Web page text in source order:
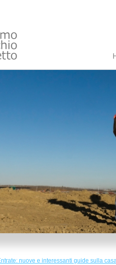
nuove e interessanti guide sulla